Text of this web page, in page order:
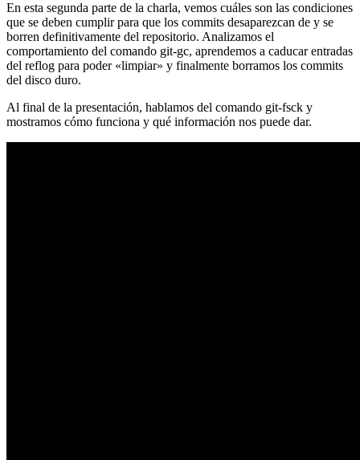
En esta segunda parte de la charla, vemos cuáles son las condiciones
que se deben cumplir para que los commits desaparezcan de y se
borren definitivamente del repositorio. Analizamos el
comportamiento del comando git-gc, aprendemos a caducar entradas
del reflog para poder «limpiar» y finalmente borramos los commits
del disco duro.
Al final de la presentación, hablamos del comando git-fsck y
mostramos cómo funciona y qué información nos puede dar.